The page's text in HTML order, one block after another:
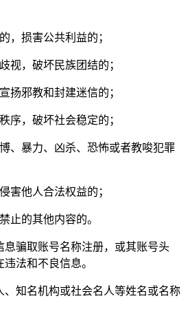
，损害公共利益的；
视，破坏民族团结的；
扬邪教和封建迷信的；
序，破坏社会稳定的；
、暴力、凶杀、恐怖或者教唆犯罪
害他人合法权益的；
止的其他内容的。
息骗取账号名称注册，或其账号头
法和不良信息。
、知名机构或社会名人等姓名或名称